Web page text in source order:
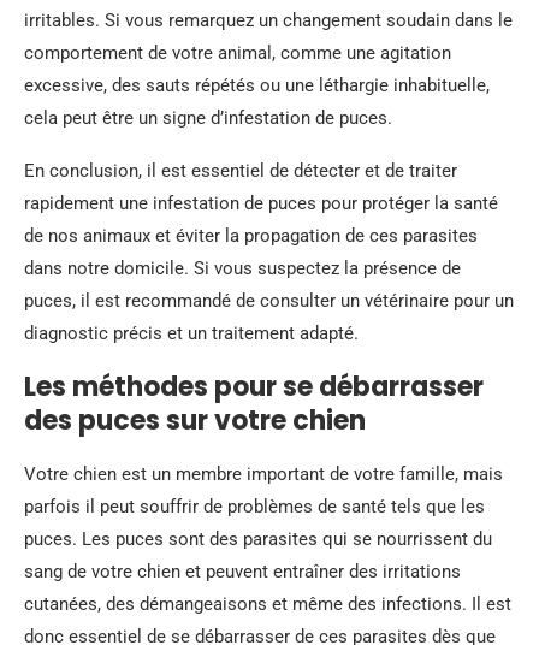
irritables. Si vous remarquez un changement soudain dans le
comportement de votre animal, comme une agitation
excessive, des sauts répétés ou une léthargie inhabituelle,
cela peut être un signe d’infestation de puces.
En conclusion, il est essentiel de détecter et de traiter
rapidement une infestation de puces pour protéger la santé
de nos animaux et éviter la propagation de ces parasites
dans notre domicile. Si vous suspectez la présence de
puces, il est recommandé de consulter un vétérinaire pour un
diagnostic précis et un traitement adapté.
Les méthodes pour se débarrasser
des puces sur votre chien
Votre chien est un membre important de votre famille, mais
parfois il peut souffrir de problèmes de santé tels que les
puces. Les puces sont des parasites qui se nourrissent du
sang de votre chien et peuvent entraîner des irritations
cutanées, des démangeaisons et même des infections. Il est
donc essentiel de se débarrasser de ces parasites dès que